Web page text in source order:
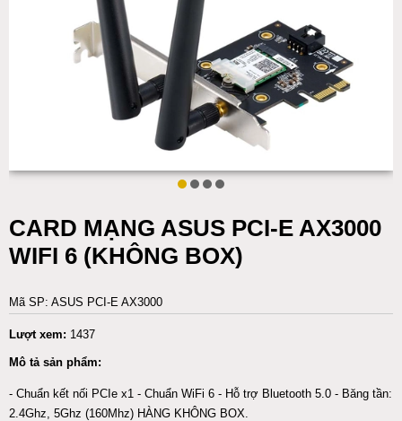
CARD MẠNG ASUS PCI-E AX3000
WIFI 6 (KHÔNG BOX)
Mã SP: ASUS PCI-E AX3000
Lượt xem: 1437
Mô tả sản phẩm:
- Chuẩn kết nối PCIe x1 - Chuẩn WiFi 6 - Hỗ trợ Bluetooth 5.0 - Băng tần:
2.4Ghz, 5Ghz (160Mhz) HÀNG KHÔNG BOX.